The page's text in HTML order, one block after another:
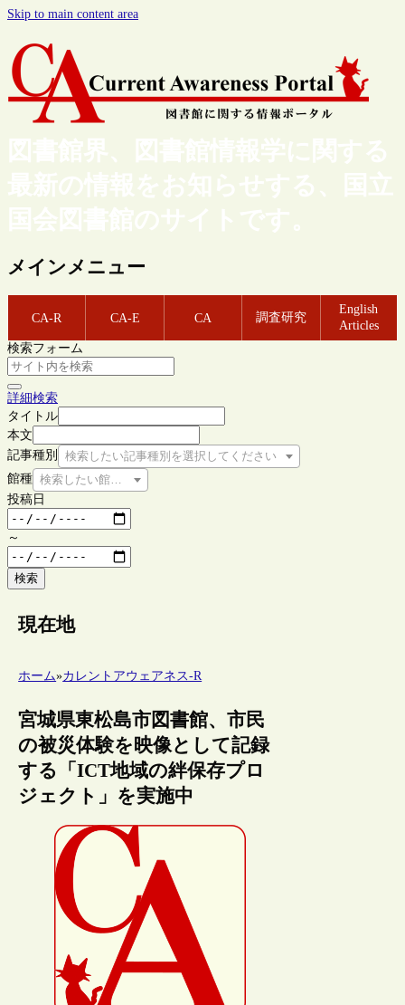
Skip to main content area
図書館界、図書館情報学に関する
最新の情報をお知らせする、国立
国会図書館のサイトです。
メインメニュー
CA-R CA-E CA 調査研究
English
Articles
検索フォーム
詳細検索
タイトル
本文
記事種別
検索したい記事種別を選択してください
館種 検索したい館種を選択してください
投稿日
～
検索
現在地
ホーム»カレントアウェアネス-R
宮城県東松島市図書館、市民
の被災体験を映像として記録
する「ICT地域の絆保存プロ
ジェクト」を実施中